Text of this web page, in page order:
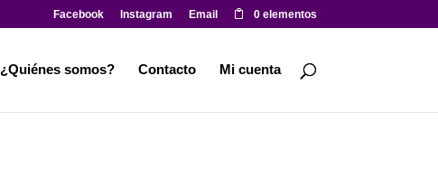
Facebook Instagram Email 0 elementos
¿Quiénes somos? Contacto Mi cuenta